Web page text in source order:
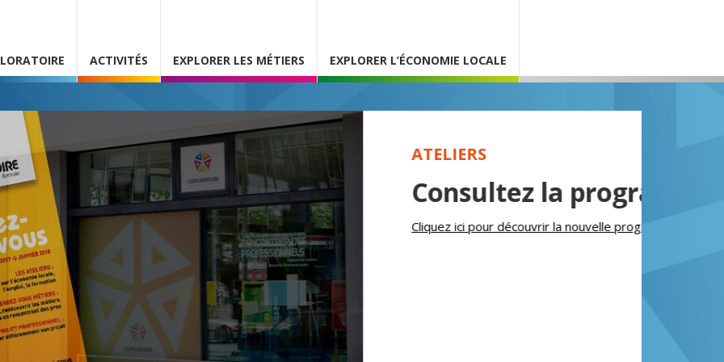
ACTIVITÉS EXPLORER LES MÉTIERS EXPLORER L’ÉCONOMIE LOCALE
ATELIERS
Consultez la programmation
Cliquez ici pour découvrir la nouvelle programmation